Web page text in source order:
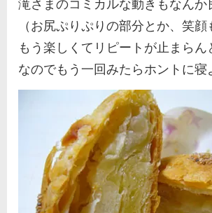
滝さまのコミカルな動きもなんか
（お尻ぷりぷりの部分とか、笑顔
もう楽しくてリピートが止まら
なのでもう一回みたらホントに寝